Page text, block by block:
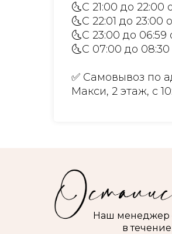
🌜С 21:00 до 22:00
🌜С 22:01 до 23:00
🌜С 23:00 до 06:59
🌜С 07:00 до
✅ Самовывоз по
Макси, 2 этаж, с
Наш менеджер
в